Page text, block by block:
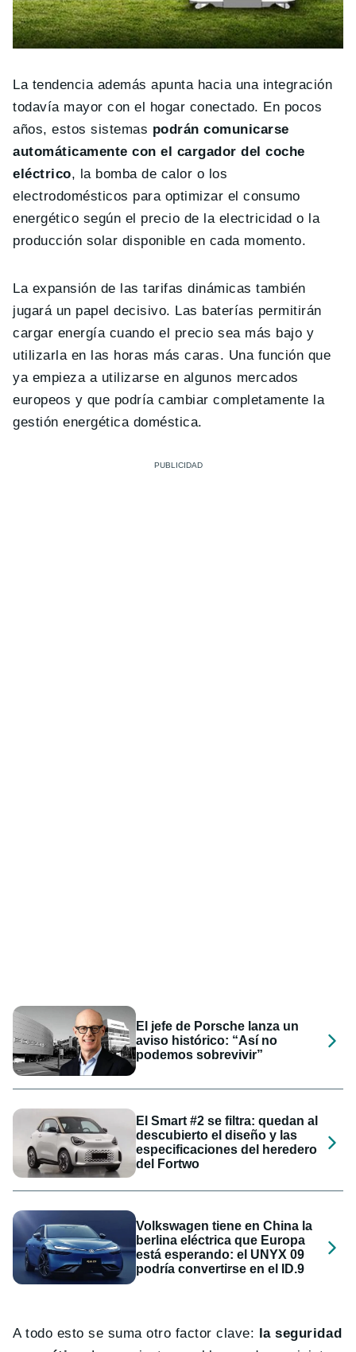
La tendencia además apunta hacia una integración
todavía mayor con el hogar conectado. En pocos
años, estos sistemas podrán comunicarse
automáticamente con el cargador del coche
eléctrico, la bomba de calor o los
electrodomésticos para optimizar el consumo
energético según el precio de la electricidad o la
producción solar disponible en cada momento.
La expansión de las tarifas dinámicas también
jugará un papel decisivo. Las baterías permitirán
cargar energía cuando el precio sea más bajo y
utilizarla en las horas más caras. Una función que
ya empieza a utilizarse en algunos mercados
europeos y que podría cambiar completamente la
gestión energética doméstica.
El jefe de Porsche lanza un
aviso histórico: “Así no
podemos sobrevivir”
El Smart #2 se filtra: quedan al
descubierto el diseño y las
especificaciones del heredero
del Fortwo
Volkswagen tiene en China la
berlina eléctrica que Europa
está esperando: el UNYX 09
podría convertirse en el ID.9
A todo esto se suma otro factor clave:
la seguridad